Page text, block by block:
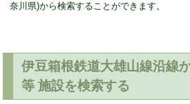
奈川県)から検索することができます。
伊豆箱根鉄道大雄山線沿線
等 施設を検索する